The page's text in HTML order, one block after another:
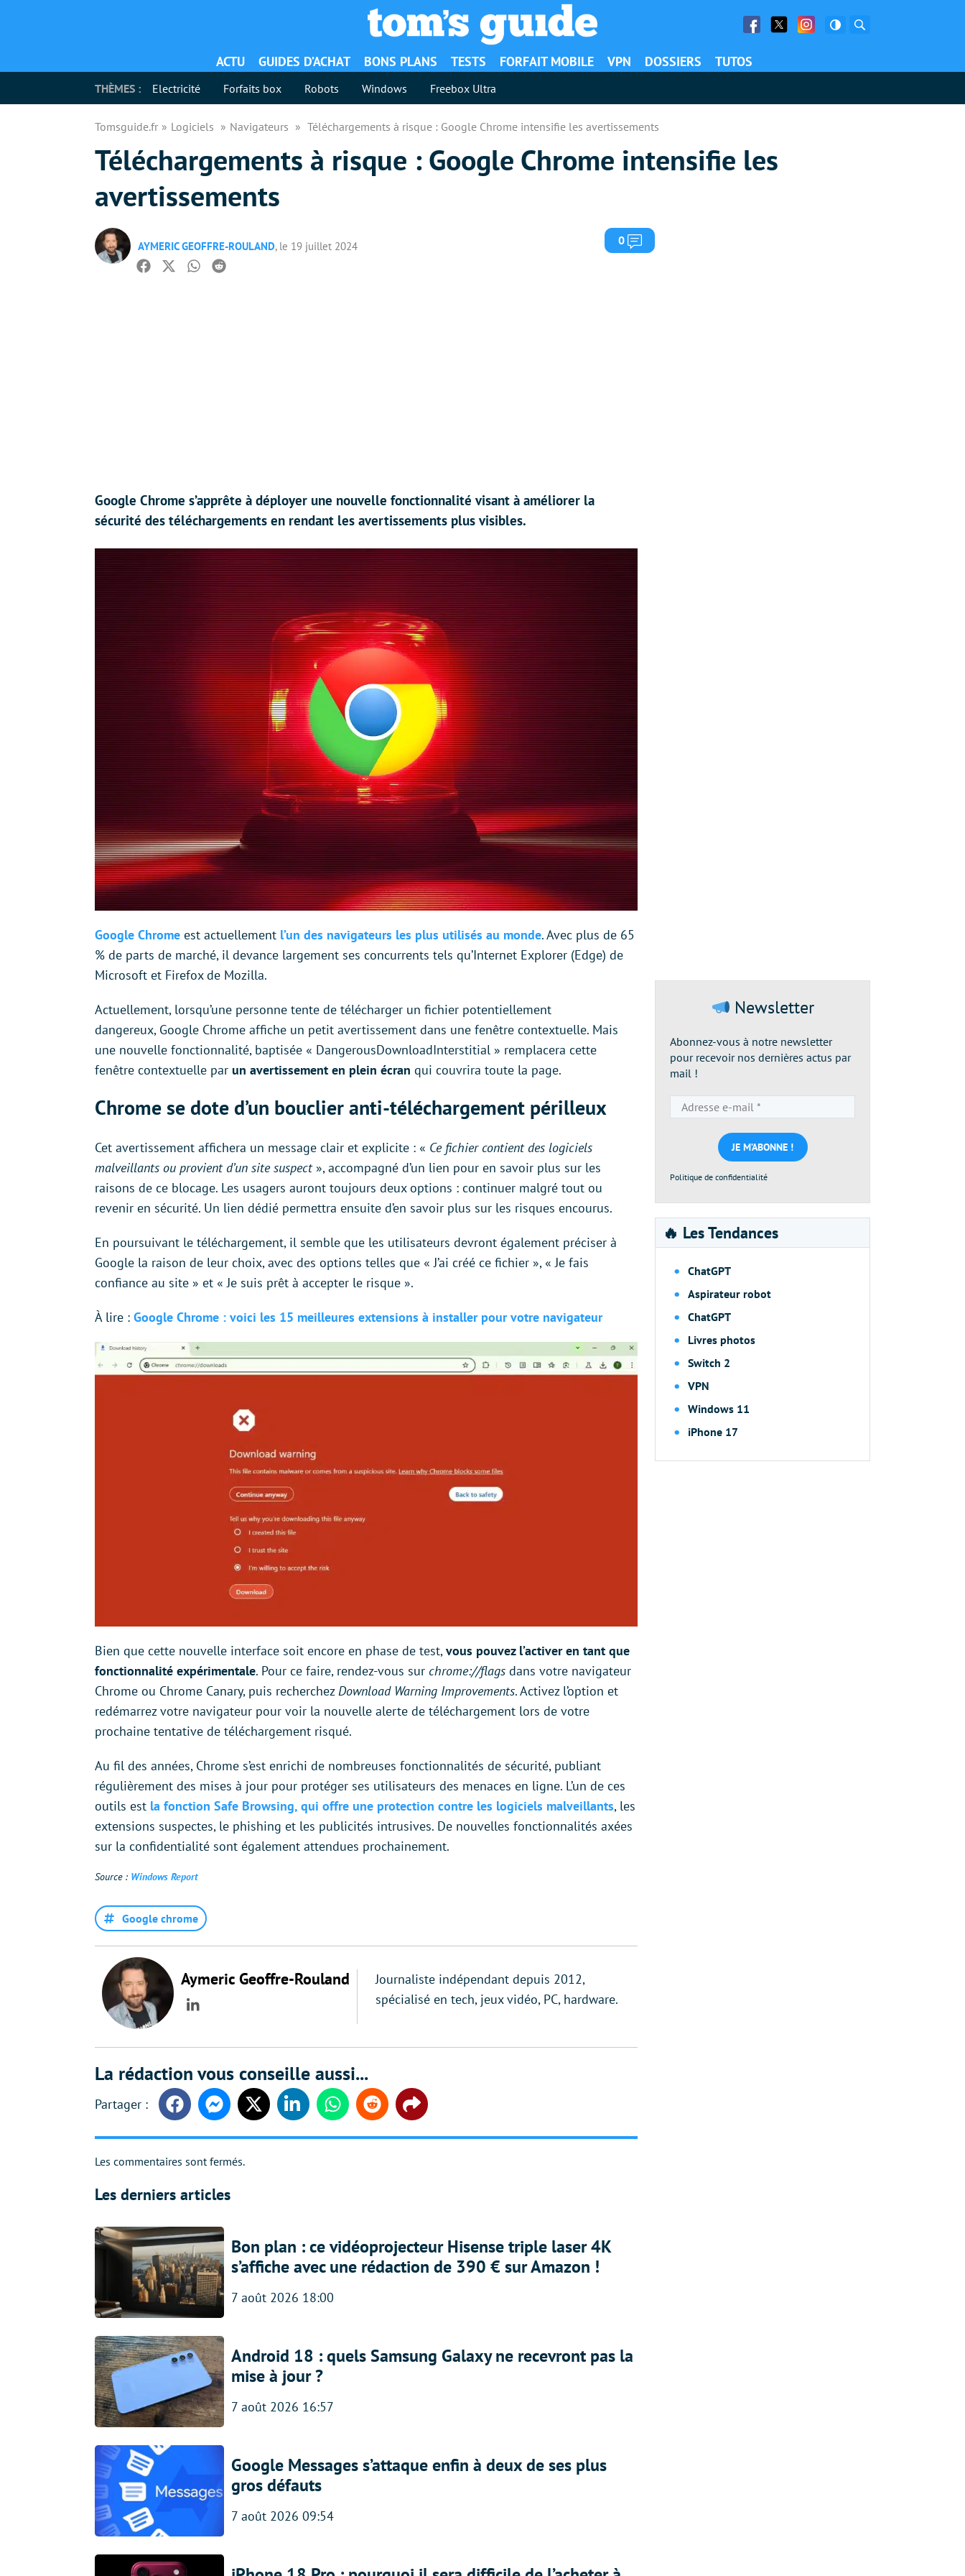
Facebook
Twitter Facebook
ACTU GUIDES D’ACHAT BONS PLANS TESTS FORFAIT MOBILE VPN DOSSIERS TUTOS
THÈMES : Electricité Forfaits box Robots Windows Freebox Ultra
Tomsguide.fr Logiciels Navigateurs Téléchargements à risque : Google Chrome intensifie les avertissements
Téléchargements à risque : Google Chrome intensifie les
avertissements
AYMERIC GEOFFRE-ROULAND, le 19 juillet 2024 0 Commentaires
Facebook
TwitterWhatsapp
Reddit
Google Chrome s’apprête à déployer une nouvelle fonctionnalité visant à améliorer la
sécurité des téléchargements en rendant les avertissements plus visibles.
Google Chrome est actuellement l’un des navigateurs les plus utilisés au monde. Avec plus de 65
% de parts de marché, il devance largement ses concurrents tels qu’Internet Explorer (Edge) de
Microsoft et Firefox de Mozilla.
Actuellement, lorsqu’une personne tente de télécharger un fichier potentiellement
dangereux, Google Chrome affiche un petit avertissement dans une fenêtre contextuelle. Mais
une nouvelle fonctionnalité, baptisée « DangerousDownloadInterstitial » remplacera cette
fenêtre contextuelle par un avertissement en plein écran qui couvrira toute la page.
Chrome se dote d’un bouclier anti-téléchargement périlleux
Cet avertissement affichera un message clair et explicite : « Ce fichier contient des logiciels
malveillants ou provient d’un site suspect», accompagné d’un lien pour en savoir plus sur les
raisons de ce blocage. Les usagers auront toujours deux options : continuer malgré tout ou
revenir en sécurité. Un lien dédié permettra ensuite d’en savoir plus sur les risques encourus.
En poursuivant le téléchargement, il semble que les utilisateurs devront également préciser à
Google la raison de leur choix, avec des options telles que « J’ai créé ce fichier », « Je fais
confiance au site » et « Je suis prêt à accepter le risque ».
À lire : Google Chrome : voici les 15 meilleures extensions à installer pour votre navigateur
Bien que cette nouvelle interface soit encore en phase de test,vous pouvez l’activer en tant que
fonctionnalité expérimentale. Pour ce faire, rendez-vous sur chrome://flags dans votre navigateur
Chrome ou Chrome Canary, puis recherchezDownload Warning Improvements. Activez l’option et
redémarrez votre navigateur pour voir la nouvelle alerte de téléchargement lors de votre
prochaine tentative de téléchargement risqué.
Au fil des années, Chrome s’est enrichi de nombreuses fonctionnalités de sécurité, publiant
régulièrement des mises à jour pour protéger ses utilisateurs des menaces en ligne. L’un de ces
outils est la fonction Safe Browsing, qui offre une protection contre les logiciels malveillants, les
extensions suspectes, le phishing et les publicités intrusives. De nouvelles fonctionnalités axées
sur la confidentialité sont également attendues prochainement.
Source : Windows Report
Google chrome
Aymeric Geoffre-Rouland
LinkedIn
Journaliste indépendant depuis 2012,
spécialisé en tech, jeux vidéo, PC, hardware.
La rédaction vous conseille aussi...
FacebookMessengerTwitter LinkedinWhatsappReddit Share
Les commentaires sont fermés.
Les derniers articles
Bon plan : ce vidéoprojecteur Hisense triple laser 4K
s’affiche avec une rédaction de 390 € sur Amazon !
7 août 2026 18:00
Android 18 : quels Samsung Galaxy ne recevront pas la
mise à jour ?
7 août 2026 16:57
Google Messages s’attaque enfin à deux de ses plus
gros défauts
7 août 2026 09:54
Newsletter
Abonnez-vous à notre newsletter
pour recevoir nos dernières actus par
mail !
e-
mail
*
Politique de confidentialité
🔥 Les Tendances
ChatGPT
Aspirateur robot
ChatGPT
Livres photos
Switch 2
VPN
Windows 11
iPhone 17